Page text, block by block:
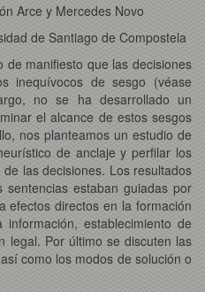
Arce y Mercedes Novo
de Santiago de Compostela
manifiesto que las decisiones
inequívocos de sesgo (véase
no se ha desarrollado un
el alcance de estos sesgos
nos planteamos un estudio de
de anclaje y perfilar los
las decisiones. Los resultados
estaban guiadas por
efectos directos en la formación
establecimiento de
legal. Por último se discuten las
como los modos de solución o